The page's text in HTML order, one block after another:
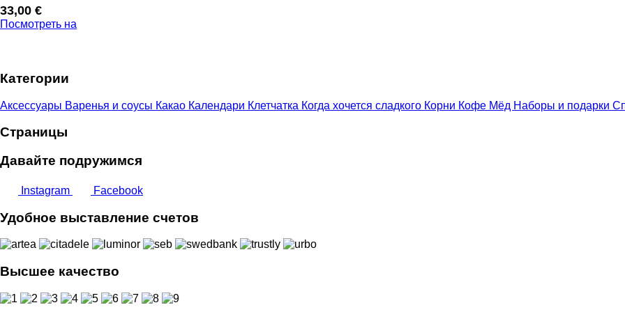
33,00 €
Посмотреть на
Категории
Аксессуары Варенья и соусы Какао Календари Клетчатка Когда хочется сладкого Корни Кофе Мёд Наборы и подарки
Страницы
Давайте подружимся
Instagram Facebook
Удобное выставление счетов
Высшее качество